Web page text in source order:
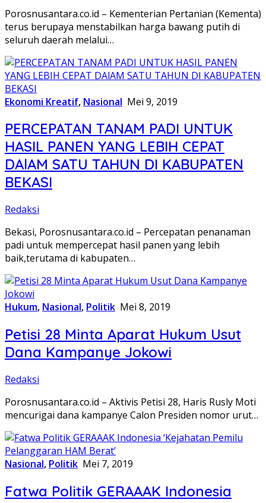
Porosnusantara.co.id – Kementerian Pertanian (Kementa)
terus berupaya menstabilkan harga bawang putih di
seluruh daerah melalui…
Ekonomi Kreatif, Nasional Mei 9, 2019
PERCEPATAN TANAM PADI UNTUK
HASIL PANEN YANG LEBIH CEPAT
DAlAM SATU TAHUN DI KABUPATEN
BEKASI
Redaksi
Bekasi, Porosnusantara.co.id – Percepatan penanaman
padi untuk mempercepat hasil panen yang lebih
baik,terutama di kabupaten…
Hukum, Nasional, Politik Mei 8, 2019
Petisi 28 Minta Aparat Hukum Usut
Dana Kampanye Jokowi
Redaksi
Porosnusantara.co.id – Aktivis Petisi 28, Haris Rusly Moti
mencurigai dana kampanye Calon Presiden nomor urut…
Nasional, Politik Mei 7, 2019
Fatwa Politik GERAAAK Indonesia